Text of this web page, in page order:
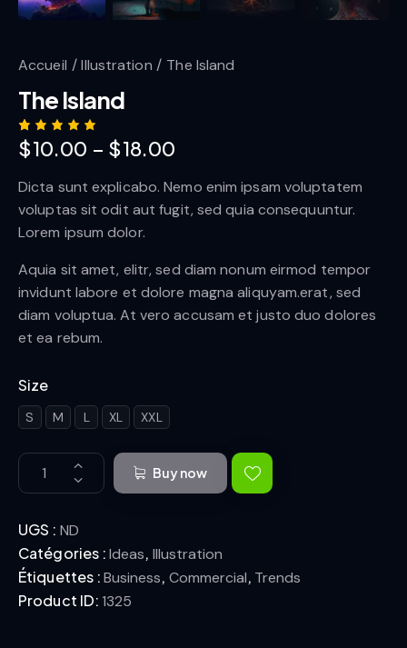
Accueil Illustration The Island
The Island
Noté
5.00 sur
sur
1
notation
client
$10.00 – $18.00
Dicta sunt explicabo. Nemo enim ipsam voluptatem
voluptas sit odit aut fugit, sed quia consequuntur.
Lorem ipsum dolor.
Aquia sit amet, elitr, sed diam nonum eirmod tempor
invidunt labore et dolore magna aliquyam.erat, sed
diam voluptua. At vero accusam et justo duo dolores
et ea rebum.
Size
S M L XL XXL
Buy now
UGS : ND
Catégories :Ideas, Illustration
Étiquettes :Business, Commercial, Trends
Product ID:1325